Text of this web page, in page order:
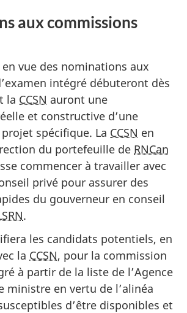
aux commissions
vue des nominations aux
intégré débuteront dès
la CCSN auront une
et constructive d’une
spécifique. La CCSN en
du portefeuille de RNCan
commencer à travailler avec
privé pour assurer des
du gouverneur en conseil
.
les candidats potentiels, en
la CCSN, pour la commission
à partir de la liste de l’Agence
ministre en vertu de l’alinéa
d’être disponibles et